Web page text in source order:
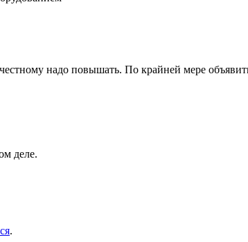
надо повышать. По крайней мере
деле.
.